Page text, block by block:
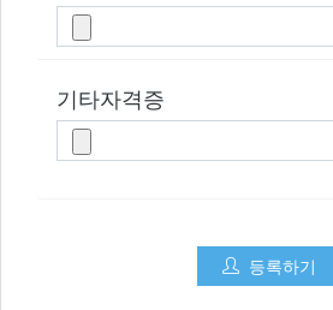
기타자격증
등록하기